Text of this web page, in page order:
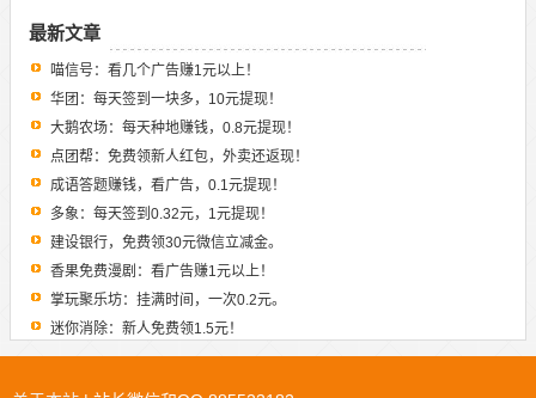
最新文章
喵信号：看几个广告赚1元以上！
华团：每天签到一块多，10元提现！
大鹅农场：每天种地赚钱，0.8元提现！
点团帮：免费领新人红包，外卖还返现！
成语答题赚钱，看广告，0.1元提现！
多象：每天签到0.32元，1元提现！
建设银行，免费领30元微信立减金。
香果免费漫剧：看广告赚1元以上！
掌玩聚乐坊：挂满时间，一次0.2元。
迷你消除：新人免费领1.5元！